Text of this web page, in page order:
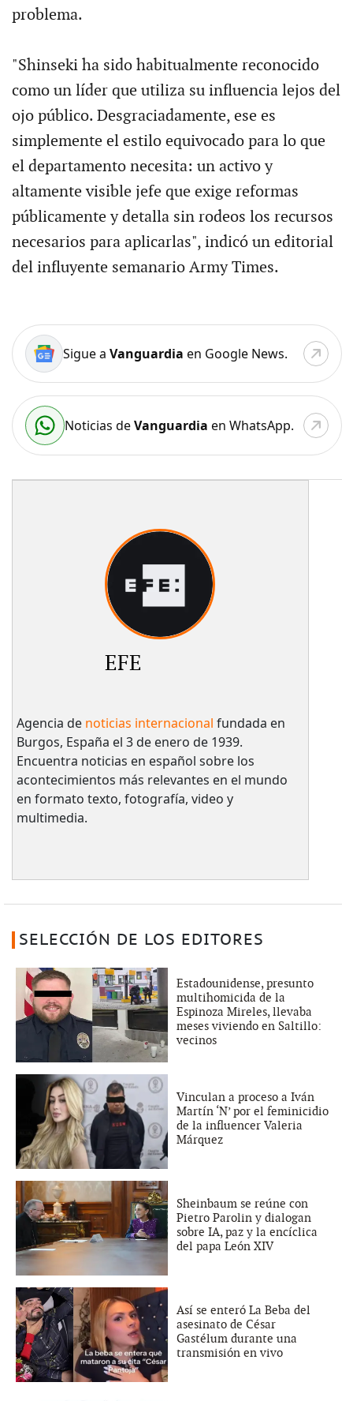
problema.
"Shinseki ha sido habitualmente reconocido
como un líder que utiliza su influencia lejos del
ojo público. Desgraciadamente, ese es
simplemente el estilo equivocado para lo que
el departamento necesita: un activo y
altamente visible jefe que exige reformas
públicamente y detalla sin rodeos los recursos
necesarios para aplicarlas", indicó un editorial
del influyente semanario Army Times.
Sigue a Vanguardia en Google News.
Noticias deVanguardia en WhatsApp.
EFE
Agencia de noticias internacional fundada en
Burgos, España el 3 de enero de 1939.
Encuentra noticias en español sobre los
acontecimientos más relevantes en el mundo
en formato texto, fotografía, video y
multimedia.
SELECCIÓN DE LOS EDITORES
Estadounidense, presunto
multihomicida de la
Espinoza Mireles, llevaba
meses viviendo en Saltillo:
vecinos
Vinculan a proceso a Iván
Martín ‘N’ por el feminicidio
de la influencer Valeria
Márquez
Sheinbaum se reúne con
Pietro Parolin y dialogan
sobre IA, paz y la encíclica
del papa León XIV
Así se enteró La Beba del
asesinato de César
Gastélum durante una
transmisión en vivo